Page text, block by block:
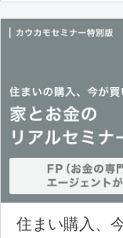
住まい購入、